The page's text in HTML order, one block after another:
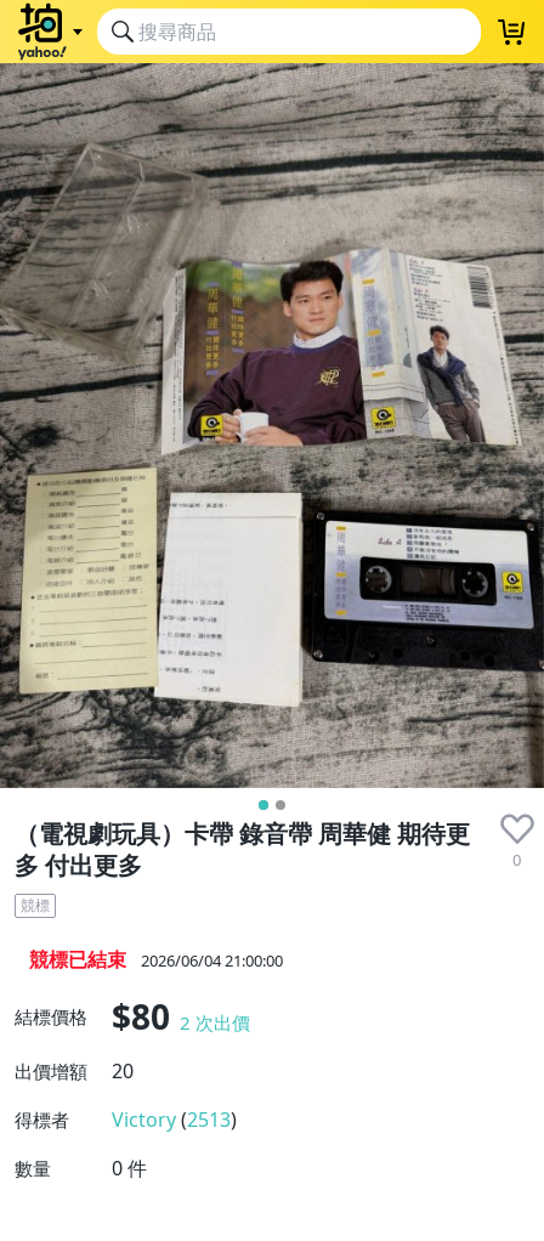
（電視劇玩具）卡帶 錄音帶 周華健 期待更
多 付出更多
0
競標
競標已結束 2026/06/04 21:00:00
結標價格 $80 2 次出價
出價增額
20
得標者 Victory(2513)
數量 0件